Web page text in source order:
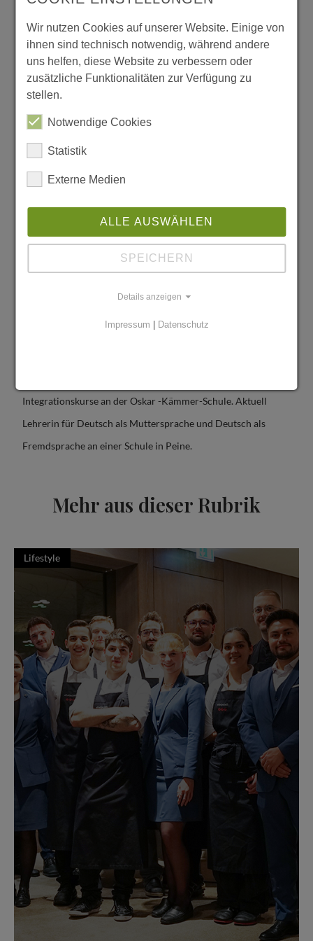
nicht ändern. Sie ist nicht perfekt. Manchmal
ist sie auch nervig. Aber du nimmst sie, so wie
sie ist und hast sie trotzdem lieb. Egal, wo du
bist, sie ist immer ein Teil von dir.
Pädagogischen Universität der Stadt Moskau. Magistra
Integrationskurse an der Oskar -Kämmer-Schule. Aktuell
Lehrerin für Deutsch als Muttersprache und Deutsch als
Fremdsprache an einer Schule in Peine.
Mehr aus dieser Rubrik
Lifestyle
Wir nutzen Cookies auf unserer Website. Einige von
ihnen sind technisch notwendig, während andere
uns helfen, diese Website zu verbessern oder
zusätzliche Funktionalitäten zur Verfügung zu
stellen.
Notwendige Cookies
Statistik
Externe Medien
ALLE AUSWÄHLEN
SPEICHERN
Details anzeigen
Impressum | Datenschutz